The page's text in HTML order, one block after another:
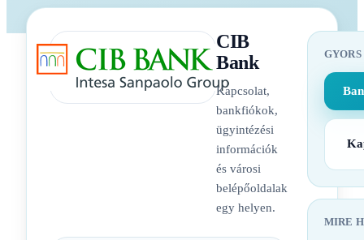
CIB
Bank
Kapcsolat,
bankfiókok,
ügyintézési
információk
és városi
belépőoldalak
egy helyen.
MIRE